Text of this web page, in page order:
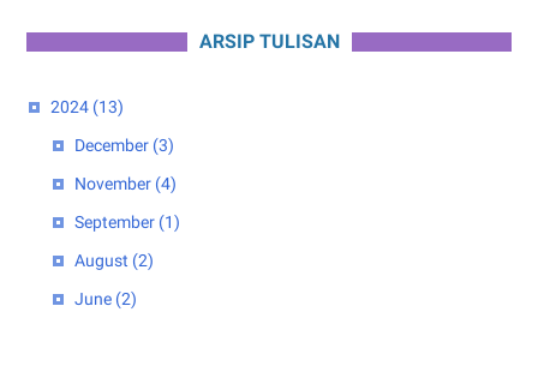
ARSIP TULISAN
2024 (13)
December (3)
November (4)
September (1)
August (2)
June (2)